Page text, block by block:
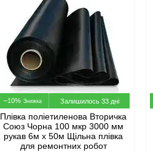
–10% Залишилось 33 дні
Плівка поліетиленова Вторичка
Союз Чорна 100 мкр 3000 мм
рукав 6м х 50м Щільна плівка
для ремонтних робот